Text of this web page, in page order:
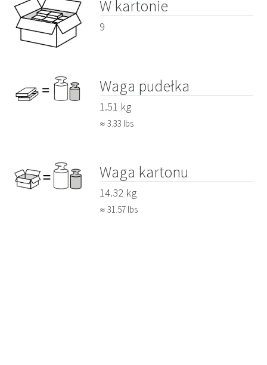
W kartonie
9
Waga pudełka
1.51 kg
≈ 3.33 lbs
Waga kartonu
14.32 kg
≈ 31.57 lbs